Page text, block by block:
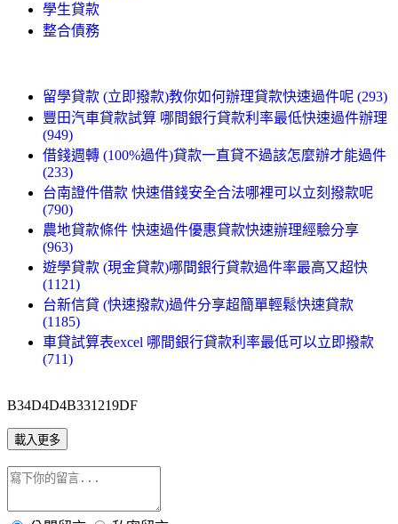
學生貸款
整合債務
留學貸款 (立即撥款)教你如何辦理貸款快速過件呢 (293)
豐田汽車貸款試算 哪間銀行貸款利率最低快速過件辦理
(949)
借錢週轉 (100%過件)貸款一直貸不過該怎麼辦才能過件
(233)
台南證件借款 快速借錢安全合法哪裡可以立刻撥款呢
(790)
農地貸款條件 快速過件優惠貸款快速辦理經驗分享
(963)
遊學貸款 (現金貸款)哪間銀行貸款過件率最高又超快
(1121)
台新信貸 (快速撥款)過件分享超簡單輕鬆快速貸款
(1185)
車貸試算表excel 哪間銀行貸款利率最低可以立即撥款
(711)
B34D4D4B331219DF
載入更多